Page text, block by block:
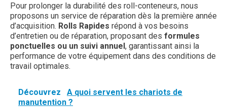
Pour prolonger la durabilité des roll-conteneurs, nous
proposons un service de réparation dès la première année
d’acquisition. Rolls Rapides répond à vos besoins
d’entretien ou de réparation, proposant des formules
ponctuelles ou un suivi annuel, garantissant ainsi la
performance de votre équipement dans des conditions de
travail optimales.
Découvrez
A quoi servent les chariots de
manutention ?